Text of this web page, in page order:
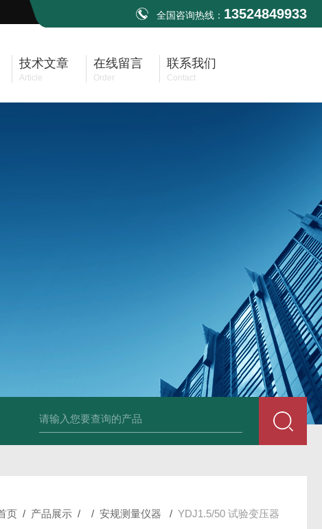
全国咨询热线： 13524849933
技术文章
Article
在线留言
Order
联系我们
Contact
DM50C绝缘电阻测试仪 SLB-II全自动变比测试仪 BY2672数字兆欧表
页 / 产品展示 / / 安规测量仪器 / YDJ1.5/50 试验变压器